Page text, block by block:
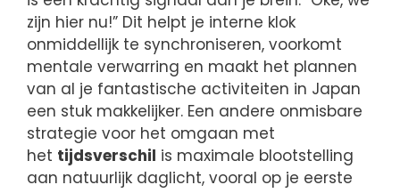
zijn hier nu!” Dit helpt je interne klok
onmiddellijk te synchroniseren, voorkomt
mentale verwarring en maakt het plannen
van al je fantastische activiteiten in Japan
een stuk makkelijker. Een andere onmisbare
strategie voor het omgaan met
het tijdsverschil is maximale blootstelling
aan natuurlijk daglicht, vooral op je eerste